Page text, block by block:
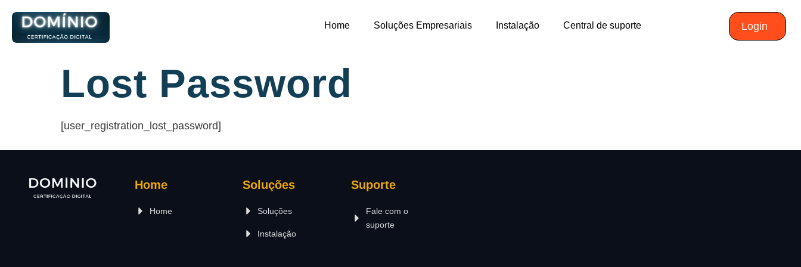
Home Soluções Empresariais Instalação Central de suporte Login
Lost Password
[user_registration_lost_password]
Home
Home
Soluções
Soluções
Instalação
Suporte
Fale com o
suporte